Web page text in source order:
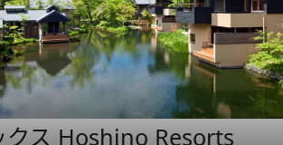
クス Hoshino Resorts